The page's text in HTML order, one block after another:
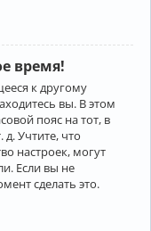
время!
к другому
вы. В этом
пояс на тот, в
Учтите, что
настроек, могут
Если вы не
сделать это.